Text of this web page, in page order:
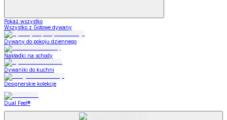
Pokaż wszystko
Wszystko z Gotowe dywany
Dywany do pokoju dziennego
Nakładki na schody
Dywaniki do kuchni
Designerskie kolekcje
Dual Feel®